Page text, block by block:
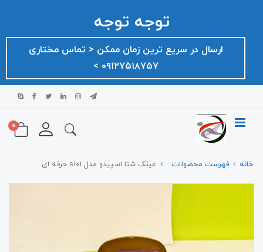
توجه توجه
ارسال در سریع ترین زمان ممکن ‌< تماس مختاری
۰۹۱۲۷۵۱۸۷۵۷ >
0
خانه فهرست محصولات عینک شنا اسپیدو مدل s101 حرفه ای